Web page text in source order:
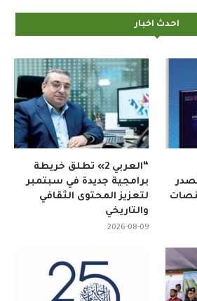
احدث اخبار
“العربي 2» تطلق خريطة
برامجية جديدة في سبتمبر
لتعزيز المحتوى الثقافي
والتاريخي
2026-08-09